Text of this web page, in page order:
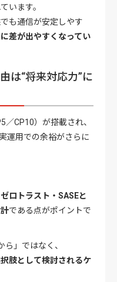
います。
も通信が安定しやす
差が出やすくなってい
は“将来対応力”に
／CP10）が搭載され、
運用での余裕がさらに
ロトラスト・SASEと
である点がポイントで
ら」ではなく、
肢として検討されるケ